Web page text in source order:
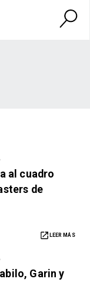
al cuadro
de
LEER MÁS
Garin y